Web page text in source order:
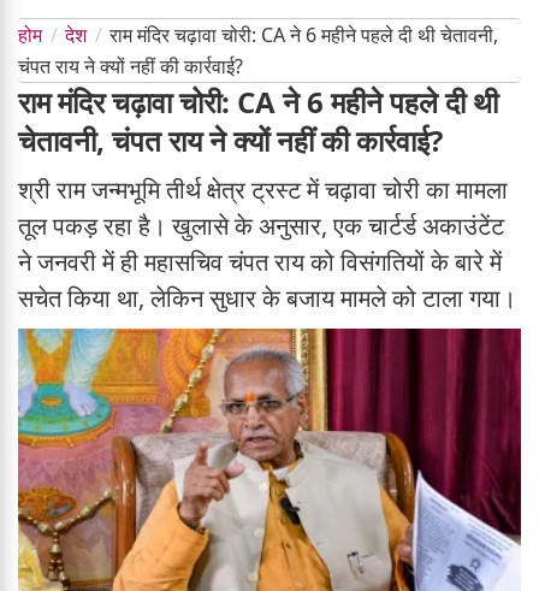
होम देश
राम मंदिर चढ़ावा चोरी: CA ने 6 महीने पहले दी थी चेतावनी,
चंपत राय ने क्यों नहीं की कार्रवाई?
राम मंदिर चढ़ावा चोरी: CA ने 6 महीने पहले दी थी
चेतावनी, चंपत राय ने क्यों नहीं की कार्रवाई?
श्री राम जन्मभूमि तीर्थ क्षेत्र ट्रस्ट में चढ़ावा चोरी का मामला
तूल पकड़ रहा है। खुलासे के अनुसार, एक चार्टर्ड अकाउंटेंट
ने जनवरी में ही महासचिव चंपत राय को विसंगतियों के बारे में
सचेत किया था, लेकिन सुधार के बजाय मामले को टाला गया।